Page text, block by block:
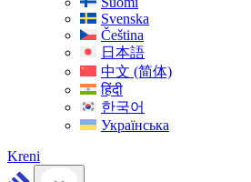
Svenska
Čeština
日本語
中文 (简体)
हिंदी
한국어
Українська
Kreni